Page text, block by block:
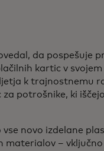
da pospešuje
kartic v
k trajnostnemu
potrošnike, ki
novo izdelane
materialov –